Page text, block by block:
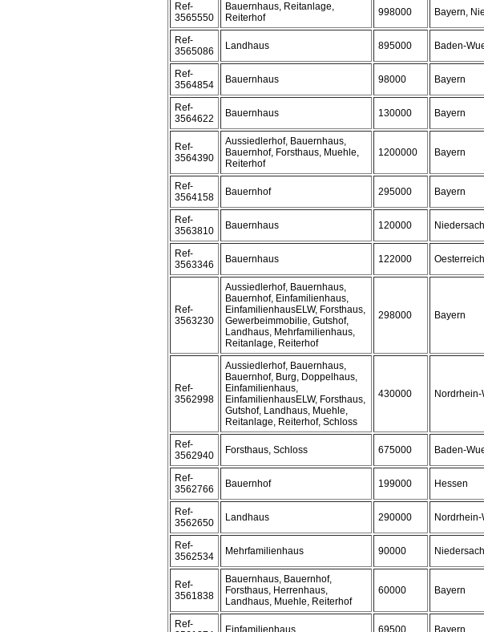
Ref-
3565550
Bauernhaus, Reitanlage,
Reiterhof
998000 Bayern,
Ref-
3565086
Landhaus 895000 Baden-
Ref-
3564854
Bauernhaus 98000 Bayern
Ref-
3564622
Bauernhaus 130000 Bayern
Ref-
3564390
Aussiedlerhof, Bauernhaus,
Bauernhof, Forsthaus, Muehle,
Reiterhof
1200000 Bayern
Ref-
3564158
Bauernhof 295000 Bayern
Ref-
3563810
Bauernhaus 120000
Ref-
3563346
Bauernhaus 122000 Oesterreich
Ref-
3563230
Aussiedlerhof, Bauernhaus,
Bauernhof, Einfamilienhaus,
EinfamilienhausELW, Forsthaus,
Gewerbeimmobilie, Gutshof,
Landhaus, Mehrfamilienhaus,
Reitanlage, Reiterhof
298000 Bayern
Ref-
3562998
Aussiedlerhof, Bauernhaus,
Bauernhof, Burg, Doppelhaus,
Einfamilienhaus,
EinfamilienhausELW, Forsthaus,
Gutshof, Landhaus, Muehle,
Reitanlage, Reiterhof, Schloss
430000 Nordrhein-
Ref-
3562940
Forsthaus, Schloss 675000 Baden-
Ref-
3562766
Bauernhof 199000 Hessen
Ref-
3562650
Landhaus 290000 Nordrhein-
Ref-
3562534
Mehrfamilienhaus 90000
Ref-
3561838
Bauernhaus, Bauernhof,
Forsthaus, Herrenhaus,
Landhaus, Muehle, Reiterhof
60000 Bayern
Ref-
Einfamilienhaus 69500 Bayern